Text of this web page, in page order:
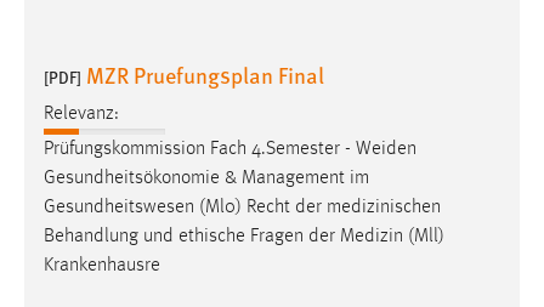
[PDF] MZR Pruefungsplan Final
Relevanz:
Prüfungskommission Fach 4.Semester - Weiden
Gesundheitsökonomie & Management im
Gesundheitswesen (Ml0) Recht der medizinischen
Behandlung und ethische Fragen der Medizin (Mll)
Krankenhausre